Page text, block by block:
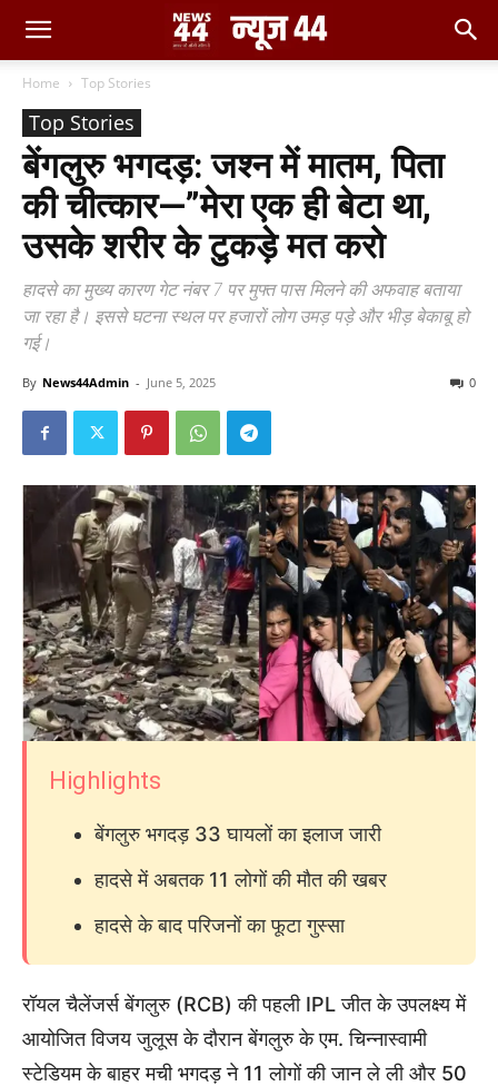
Home Top Stories
Top Stories
बेंगलुरु भगदड़: जश्न में मातम, पिता
की चीत्कार—”मेरा एक ही बेटा था,
उसके शरीर के टुकड़े मत करो
हादसे का मुख्य कारण गेट नंबर 7 पर मुफ्त पास मिलने की अफवाह बताया
जा रहा है। इससे घटना स्थल पर हजारों लोग उमड़ पड़े और भीड़ बेकाबू हो
गई।
By News44Admin - June 5, 2025 0
Highlights
बेंगलुरु भगदड़ 33 घायलों का इलाज जारी
हादसे में अबतक 11 लोगों की मौत की खबर
हादसे के बाद परिजनों का फूटा गुस्सा
रॉयल चैलेंजर्स बेंगलुरु (RCB) की पहली IPL जीत के उपलक्ष्य में
आयोजित विजय जुलूस के दौरान बेंगलुरु के एम. चिन्नास्वामी
स्टेडियम के बाहर मची भगदड़ ने 11 लोगों की जान ले ली और 50